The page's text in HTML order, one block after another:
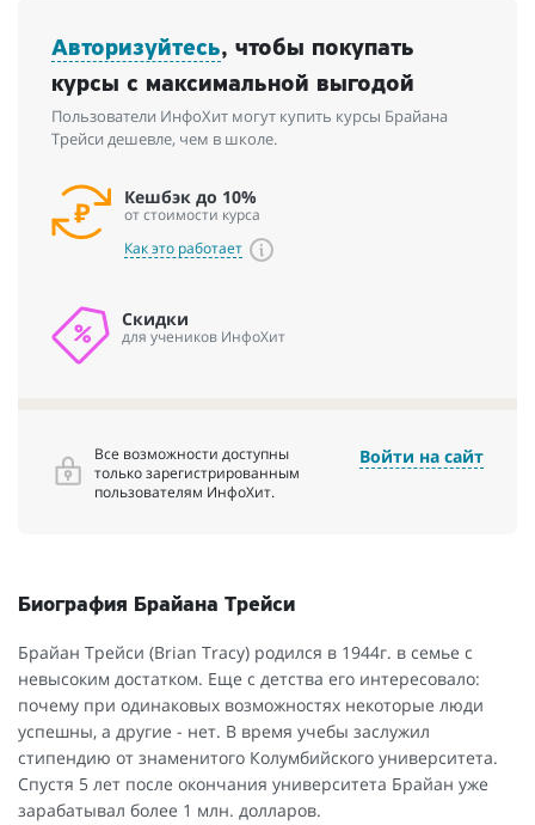
Авторизуйтесь, чтобы покупать
курсы с максимальной выгодой
Пользователи ИнфоХит могут купить курсы Брайана
Трейси дешевле, чем в школе.
Кешбэк до 10%
от стоимости курса
Как это работает
Скидки
для учеников ИнфоХит
Все возможности доступны
только зарегистрированным
пользователям ИнфоХит.
Войти на сайт
Биография Брайана Трейси
Брайан Трейси (Brian Tracy) родился в 1944г. в семье с
невысоким достатком. Еще с детства его интересовало:
почему при одинаковых возможностях некоторые люди
успешны, а другие - нет. В время учебы заслужил
стипендию от знаменитого Колумбийского университета.
Спустя 5 лет после окончания университета Брайан уже
зарабатывал более 1 млн. долларов.